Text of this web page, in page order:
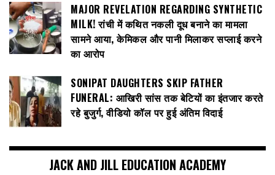
MAJOR REVELATION REGARDING SYNTHETIC
MILK! रांची में कथित नकली दूध बनाने का मामला
सामने आया, केमिकल और पानी मिलाकर सप्लाई करने
का आरोप
SONIPAT DAUGHTERS SKIP FATHER
FUNERAL: आखिरी सांस तक बेटियों का इंतजार करते
रहे बुजुर्ग, वीडियो कॉल पर हुई अंतिम विदाई
JACK AND JILL EDUCATION ACADEMY